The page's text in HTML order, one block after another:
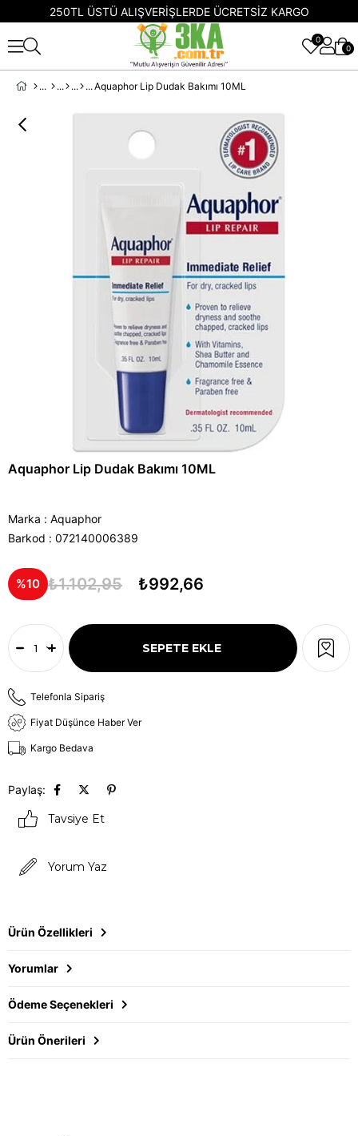
250TL ÜSTÜ ALIŞVERİŞLERDE ÜCRETSİZ KARGO
0
0
Aquaphor Lip Dudak Bakımı 10ML
Aquaphor Lip Dudak Bakımı 10ML
Marka : Aquaphor
Barkod : 072140006389
10 ₺1.102,95 ₺992,66
Telefonla Sipariş
Fiyat Düşünce Haber Ver
Kargo Bedava
Paylaş:
Tavsiye Et
Yorum Yaz
Ürün Özellikleri
Yorumlar
Ödeme Seçenekleri
Ürün Önerileri